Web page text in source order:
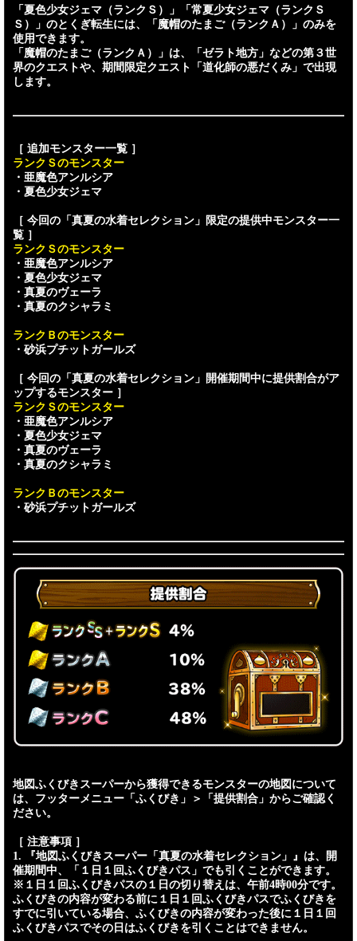
「夏色少女ジェマ（ランクＳ）」「常夏少女ジェマ（ランクＳ
Ｓ）」のとくぎ転生には、「魔帽のたまご（ランクＡ）」のみを
使用できます。
「魔帽のたまご（ランクＡ）」は、「ゼラト地方」などの第３世
界のクエストや、期間限定クエスト「道化師の悪だくみ」で出現
します。
［ 追加モンスター一覧 ］
ランクＳのモンスター
・亜魔色アンルシア
・夏色少女ジェマ
［ 今回の「真夏の水着セレクション」限定の提供中モンスター一
覧 ］
ランクＳのモンスター
・亜魔色アンルシア
・夏色少女ジェマ
・真夏のヴェーラ
・真夏のクシャラミ
ランクＢのモンスター
・砂浜プチットガールズ
［ 今回の「真夏の水着セレクション」開催期間中に提供割合がア
ップするモンスター ］
ランクＳのモンスター
・亜魔色アンルシア
・夏色少女ジェマ
・真夏のヴェーラ
・真夏のクシャラミ
ランクＢのモンスター
・砂浜プチットガールズ
地図ふくびきスーパーから獲得できるモンスターの地図について
は、フッターメニュー「ふくびき」＞「提供割合」からご確認く
ださい。
［ 注意事項 ］
1. 『地図ふくびきスーパー「真夏の水着セレクション」』は、開
催期間中、「１日１回ふくびきパス」でも引くことができます。
※１日１回ふくびきパスの１日の切り替えは、午前4時00分です。
ふくびきの内容が変わる前に１日１回ふくびきパスでふくびきを
すでに引いている場合、ふくびきの内容が変わった後に１日１回
ふくびきパスでその日はふくびきを引くことはできません。